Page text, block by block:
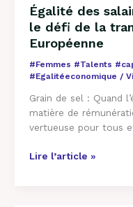
Égalité des
le défi de la
Européenne
#Femmes #Talents
#Egalitéeconomique /
Grain de sel : Quand
matière de
vertueuse pour tous
Lire l’article »